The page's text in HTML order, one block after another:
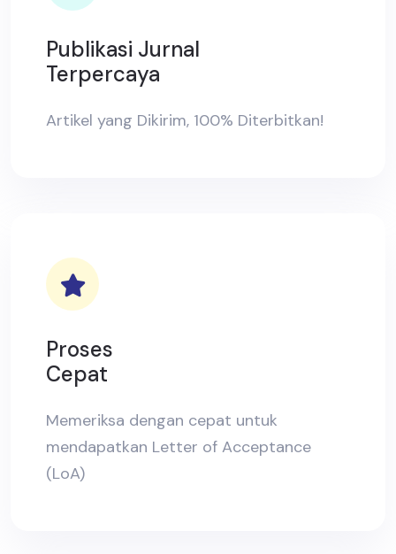
Publikasi Jurnal
Terpercaya
Artikel yang Dikirim, 100% Diterbitkan!
Proses
Cepat
Memeriksa dengan cepat untuk
mendapatkan Letter of Acceptance
(LoA)